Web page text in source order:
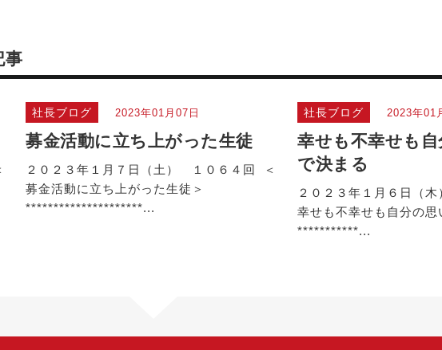
事
社長ブログ 2023年01月07日
募金活動に立ち上がった生徒
２０２３年１月７日（土） １０６４回 ＜
募金活動に立ち上がった生徒＞
*********************...
社長ブログ 2023年01
幸せも不幸せも
で決まる
２０２３年１月６日（
幸せも不幸せも自分の思
***********...